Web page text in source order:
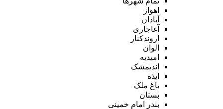
اهواز
آبادان
آغاجاری
اروندکنار
الوان
امیدیه
اندیمشک
ایذه
باغ ملک
بستان
بندر امام خمینی